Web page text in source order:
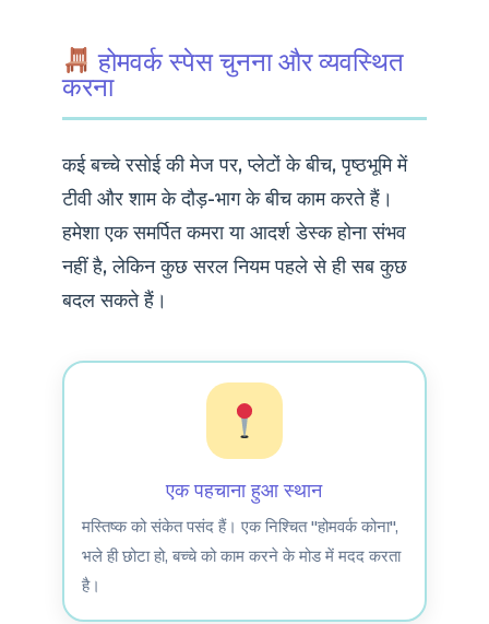
होमवर्क स्पेस चुनना और व्यवस्थित
करना
कई बच्चे रसोई की मेज पर, प्लेटों के बीच, पृष्ठभूमि में
टीवी और शाम के दौड़-भाग के बीच काम करते हैं।
हमेशा एक समर्पित कमरा या आदर्श डेस्क होना संभव
नहीं है, लेकिन कुछ सरल नियम पहले से ही सब कुछ
बदल सकते हैं।
एक पहचाना हुआ स्थान
मस्तिष्क को संकेत पसंद हैं। एक निश्चित "होमवर्क कोना",
भले ही छोटा हो, बच्चे को काम करने के मोड में मदद करता
है।